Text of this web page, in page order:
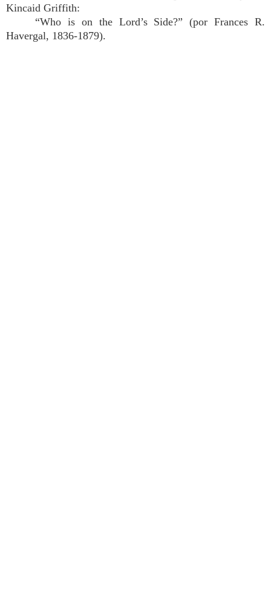
Kincaid Griffith:
“Who is on the Lord’s Side?” (por Frances R.
Havergal, 1836-1879).